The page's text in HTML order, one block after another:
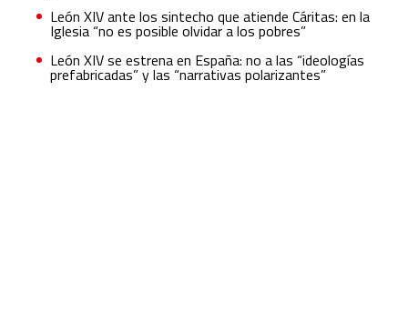
León XIV ante los sintecho que atiende Cáritas: en la
Iglesia “no es posible olvidar a los pobres”
León XIV se estrena en España: no a las “ideologías
prefabricadas” y las “narrativas polarizantes”